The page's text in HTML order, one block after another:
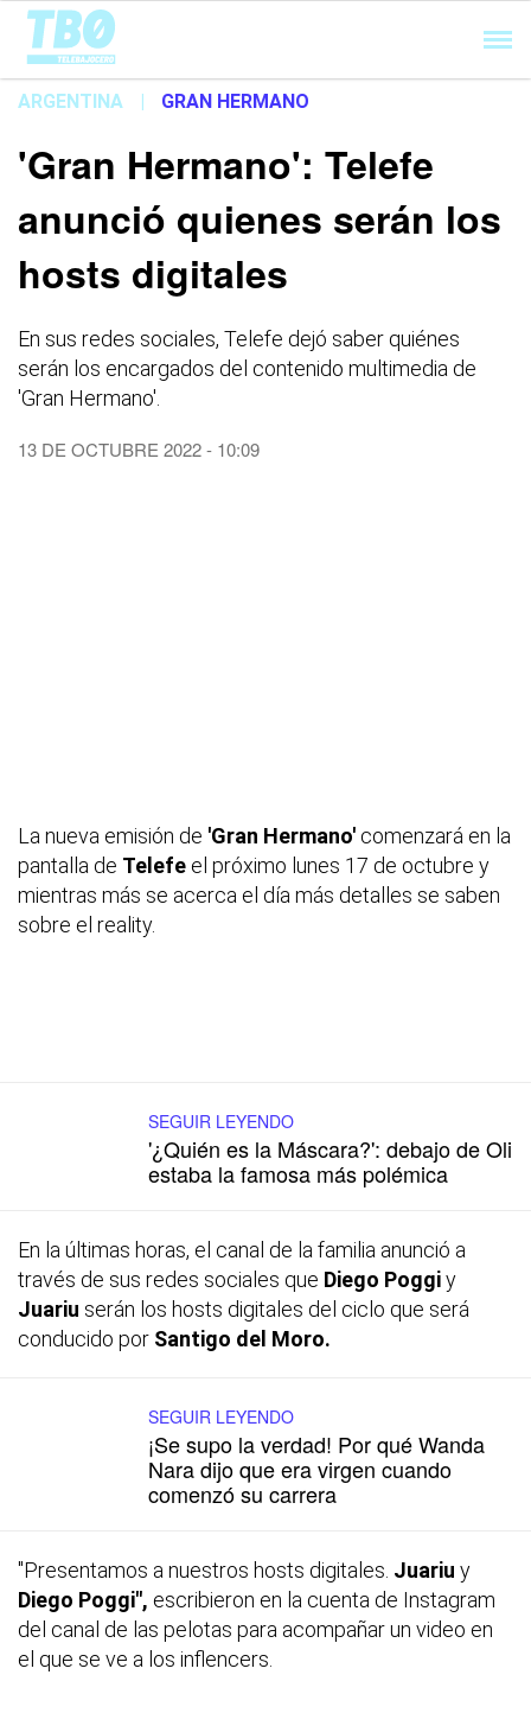
Cargando...
ARGENTINA | GRAN HERMANO
'Gran Hermano': Telefe
anunció quienes serán los
hosts digitales
En sus redes sociales, Telefe dejó saber quiénes
serán los encargados del contenido multimedia de
'Gran Hermano'.
13 DE OCTUBRE 2022 - 10:09
La nueva emisión de 'Gran Hermano' comenzará en la
pantalla de Telefe el próximo lunes 17 de octubre y
mientras más se acerca el día más detalles se saben
sobre el reality.
SEGUIR LEYENDO
'¿Quién es la Máscara?': debajo de Oli
estaba la famosa más polémica
En la últimas horas, el canal de la familia anunció a
través de sus redes sociales que Diego Poggiy
Juariu serán los hosts digitales del ciclo que será
conducido por Santigo del Moro.
SEGUIR LEYENDO
¡Se supo la verdad! Por qué Wanda
Nara dijo que era virgen cuando
comenzó su carrera
"Presentamos a nuestros hosts digitales. Juariu y
Diego Poggi", escribieron en la cuenta de Instagram
del canal de las pelotas para acompañar un video en
el que se ve a los inflencers.